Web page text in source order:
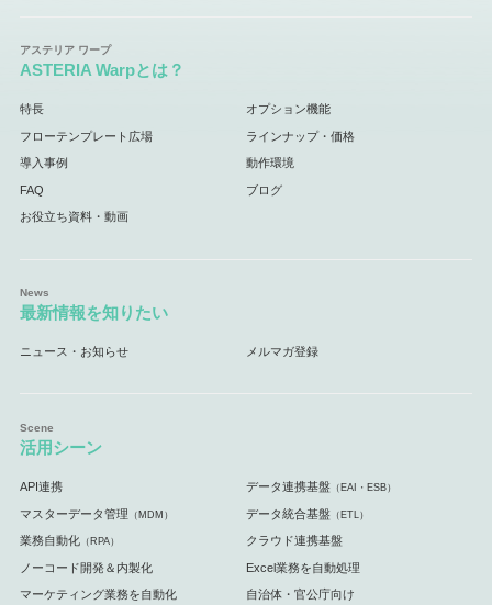
ASTERIA Warpとは？
特長 オプション機能
フローテンプレート広場 ラインナップ・価格
導入事例 動作環境
FAQ ブログ
お役立ち資料・動画
最新情報を知りたい
ニュース・お知らせ メルマガ登録
活用シーン
API連携 データ連携基盤 （EAI・ESB）
マスターデータ管理 （MDM） データ統合基盤 （ETL）
業務自動化（RPA） クラウド連携基盤
ノーコード開発＆内製化 Excel業務を自動処理
マーケティング業務を自動化 自治体・官公庁向け